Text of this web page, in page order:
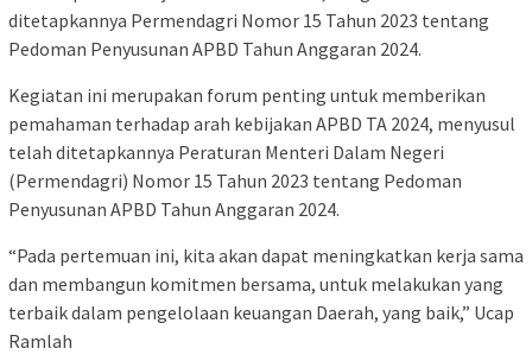
ditetapkannya Permendagri Nomor 15 Tahun 2023 tentang
Pedoman Penyusunan APBD Tahun Anggaran 2024.
Kegiatan ini merupakan forum penting untuk memberikan
pemahaman terhadap arah kebijakan APBD TA 2024, menyusul
telah ditetapkannya Peraturan Menteri Dalam Negeri
(Permendagri) Nomor 15 Tahun 2023 tentang Pedoman
Penyusunan APBD Tahun Anggaran 2024.
“Pada pertemuan ini, kita akan dapat meningkatkan kerja sama
dan membangun komitmen bersama, untuk melakukan yang
terbaik dalam pengelolaan keuangan Daerah, yang baik,” Ucap
Ramlah